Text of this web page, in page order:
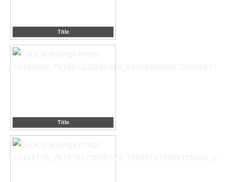
Title
Title